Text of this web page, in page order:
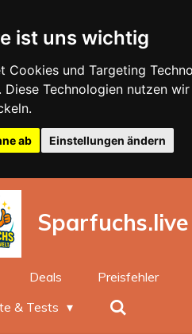
ist uns wichtig
Cookies und Targeting
Diese Technologien nutzen
ab Einstellungen ändern
Deals Preisfehler
& Tests